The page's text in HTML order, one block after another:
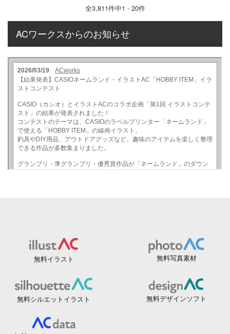
全3,811件中1 - 20件
ACワークスからのお知らせ
無料イラスト 無料写真素材
無料シルエットイラスト 無料デザインソフト